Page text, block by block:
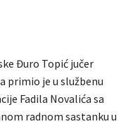
Đuro Topić jučer
primio je u službenu
Fadila Novalića sa
radnom sastanku u